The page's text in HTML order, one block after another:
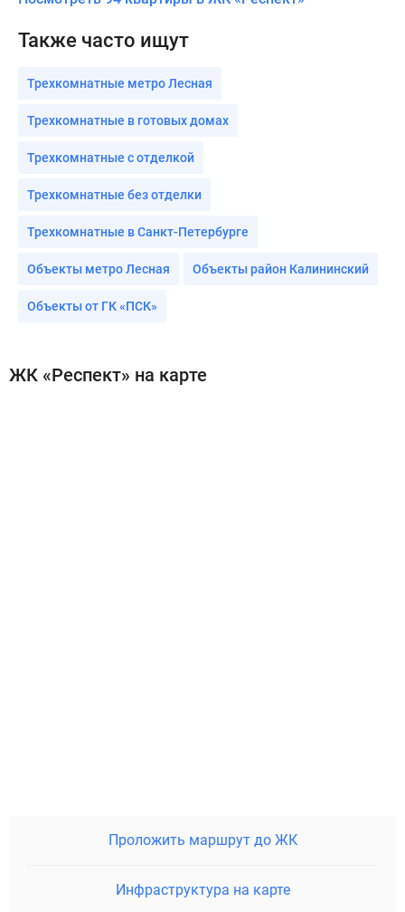
Также часто ищут
Трехкомнатные метро Лесная
Трехкомнатные в готовых домах
Трехкомнатные с отделкой
Трехкомнатные без отделки
Трехкомнатные в Санкт-Петербурге
Объекты метро Лесная Объекты район Калининский
Объекты от ГК «ПСК»
ЖК «Респект» на карте
Проложить маршрут до ЖК
Инфраструктура на карте